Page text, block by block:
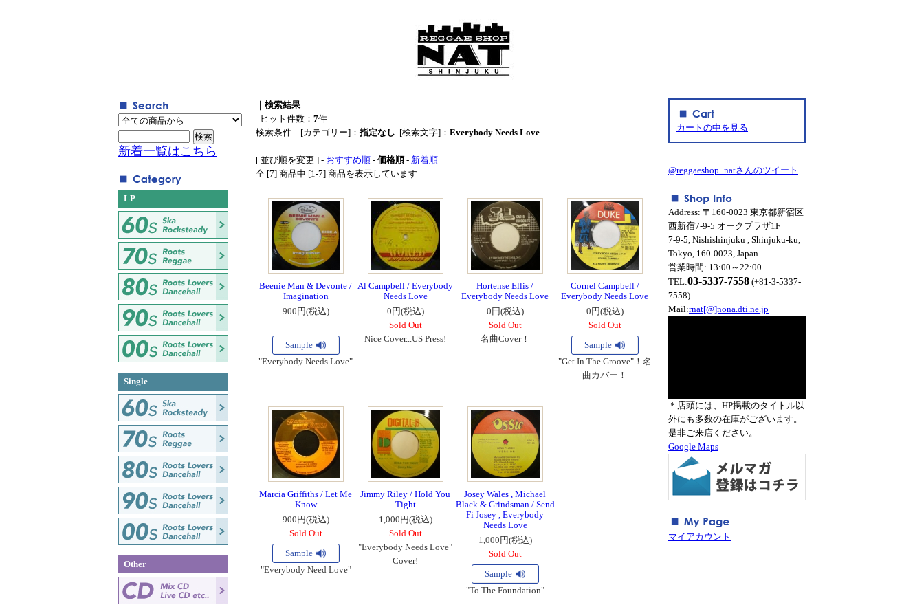
｜検索結果
ヒット件数： 7件
検索条件 [カテゴリー]： 指定なし [検索文字]： Everybody Needs Love
[ 並び順を変更 ] - おすすめ順 - 価格順- 新着順
全 [7] 商品中 [1-7] 商品を表示しています
Beenie Man & Devonte /
Imagination
900円(税込)
Sample
"Everybody Needs Love"
Al Campbell / Everybody
Needs Love
0円(税込)
Sold Out
Nice Cover...US Press!
Hortense Ellis /
Everybody Needs Love
0円(税込)
Sold Out
名曲Cover！
Cornel Campbell /
Everybody Needs Love
0円(税込)
Sold Out
Sample
"Get In The Groove"！名
曲カバー！
Marcia Griffiths / Let Me
Know
900円(税込)
Sold Out
Sample
"Everybody Need Love"
Jimmy Riley / Hold You
Tight
1,000円(税込)
Sold Out
"Everybody Needs Love"
Cover!
Josey Wales , Michael
Black & Grindsman / Send
Fi Josey , Everybody
Needs Love
1,000円(税込)
Sold Out
Sample
"To The Foundation"
新着一覧はこちら
LP
Single
Other
カートの中を見る
@reggaeshop_natさんのツイート
Address: 〒160-0023 東京都新宿区
西新宿7-9-5 オークプラザ1F
7-9-5, Nishishinjuku , Shinjuku-ku,
Tokyo, 160-0023, Japan
営業時間: 13:00～22:00
TEL:03-5337-7558 (+81-3-5337-
7558)
Mail:rnat[@]nona.dti.ne.jp
＊店頭には、HP掲載のタイトル以
外にも多数の在庫がございます。
是非ご来店ください。
Google Maps
マイアカウント